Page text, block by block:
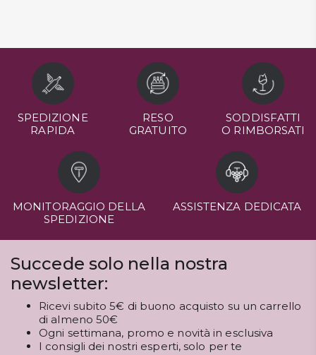
SPEDIZIONE
RAPIDA
RESO
GRATUITO
SODDISFATTI
O RIMBORSATI
MONITORAGGIO DELLA
SPEDIZIONE
ASSISTENZA DEDICATA
Succede solo nella nostra
newsletter:
Ricevi subito 5€ di buono acquisto su un carrello
di almeno 50€
Ogni settimana, promo e novità in esclusiva
I consigli dei nostri esperti, solo per te